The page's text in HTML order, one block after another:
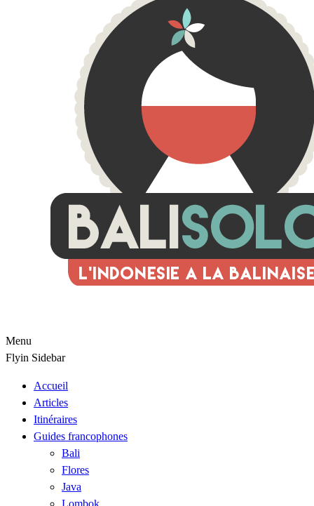
Menu
Flyin Sidebar
Accueil
Articles
Itinéraires
Guides francophones
Bali
Flores
Java
Lombok